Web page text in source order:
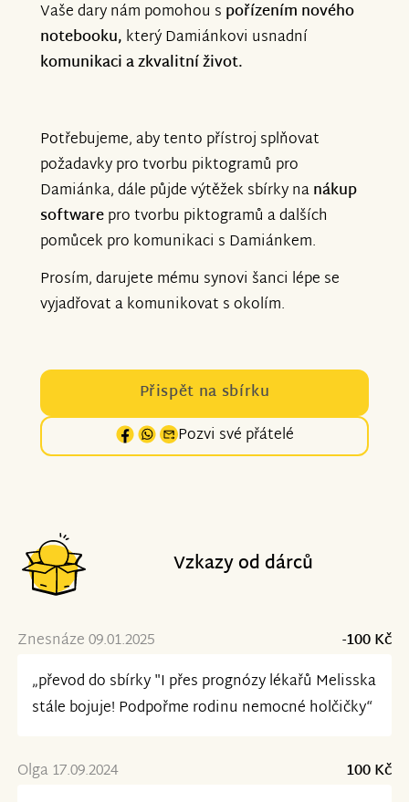
Vaše dary nám pomohou s pořízením nového
notebooku, který Damiánkovi usnadní
komunikaci a zkvalitní život.
Potřebujeme, aby tento přístroj splňovat
požadavky pro tvorbu piktogramů pro
Damiánka, dále půjde výtěžek sbírky nanákup
softwarepro tvorbu piktogramů a dalších
pomůcek pro komunikaci s Damiánkem.
Prosím, darujete mému synovi šanci lépe se
vyjadřovat a komunikovat s okolím.
Přispět na sbírku
Pozvi své přátelé
Vzkazy od dárců
Znesnáze 09.01.2025
-100 Kč
„převod do sbírky "I přes prognózy lékařů Melisska
stále bojuje! Podpořme rodinu nemocné holčičky“
Olga 17.09.2024
100 Kč